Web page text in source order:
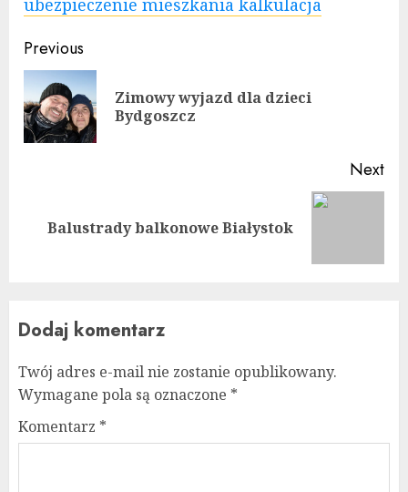
ubezpieczenie mieszkania kalkulacja
Continue
Reading
Previous
Zimowy wyjazd dla dzieci
Bydgoszcz
Next
NextBalustrady balkonowe Białystok
Dodaj komentarz
Twój adres e-mail nie zostanie opublikowany.
Wymagane pola są oznaczone *
Komentarz *